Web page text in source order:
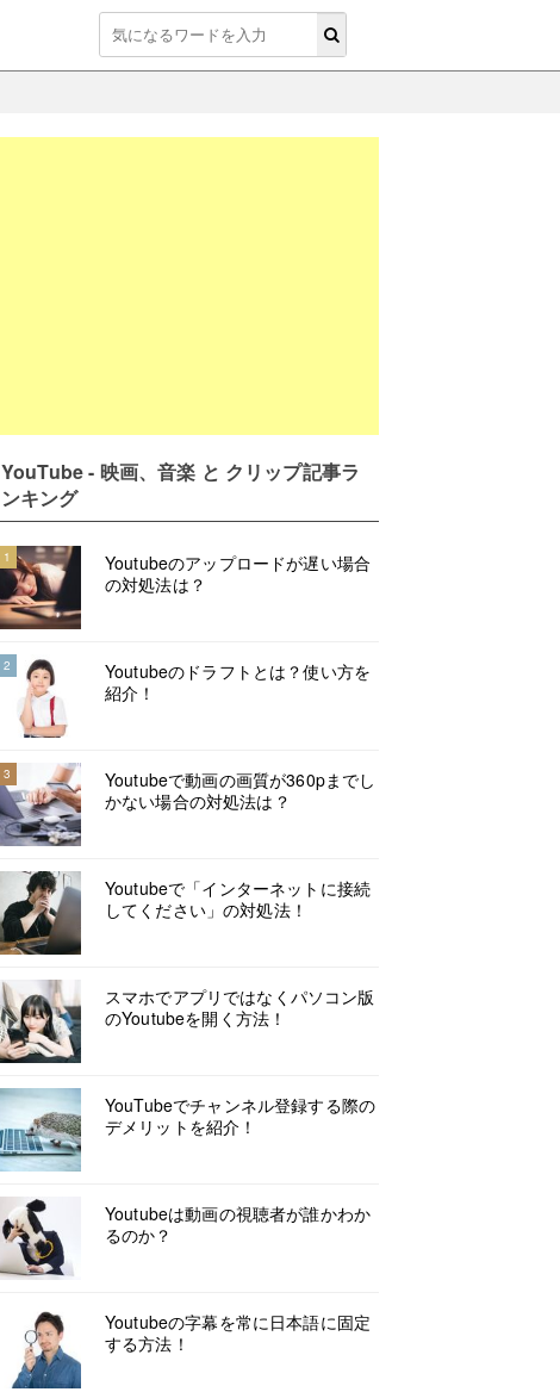
YouTube - 映画、音楽 と クリップ記事ラ
ンキング
1
Youtubeのアップロードが遅い場合
の対処法は？
2
Youtubeのドラフトとは？使い方を
紹介！
3
Youtubeで動画の画質が360pまでし
かない場合の対処法は？
Youtubeで「インターネットに接続
してください」の対処法！
スマホでアプリではなくパソコン版
のYoutubeを開く方法！
YouTubeでチャンネル登録する際の
デメリットを紹介！
Youtubeは動画の視聴者が誰かわか
るのか？
Youtubeの字幕を常に日本語に固定
する方法！